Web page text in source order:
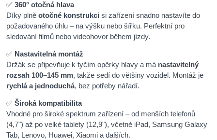
✅360° otočná hlava
Díky plněotočné konstrukci si zařízení snadno nastavíte do
požadovaného úhlu – na výšku nebo šířku. Perfektní pro
sledování filmů nebo videohovor během jízdy.
✅ Nastavitelná montáž
Držák se připevňuje k tyčím opěrky hlavy a má nastavitelný
rozsah 100–145 mm, takže sedí do většiny vozidel. Montáž je
rychlá a jednoduchá, bez potřeby nářadí.
✅Široká kompatibilita
Vhodné pro široké spektrum zařízení – od menších telefonů
(4,7") až po velké tablety (12,9"), včetně iPad, Samsung Galaxy
Tab, Lenovo, Huawei, Xiaomi a dalších.